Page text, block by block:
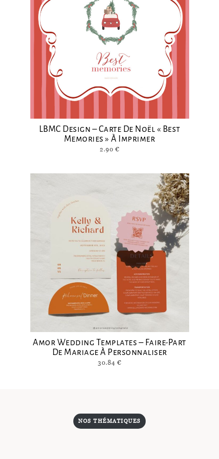
LBMC Design – Carte De Noël « Best
Memories » À Imprimer
2.90 €
Amor Wedding Templates – Faire-Part
De Mariage À Personnaliser
30.84 €
NOS THÉMATIQUES